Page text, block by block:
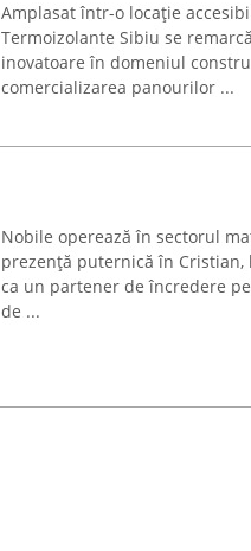
Amplasat într-o locație
Termoizolante Sibiu se
inovatoare în domeniul
comercializarea panourilor ...
Nobile operează în sectorul
prezență puternică în Cristian,
ca un partener de încredere
de ...